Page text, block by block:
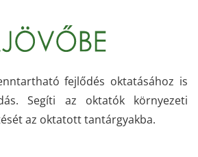
fejlődés oktatásához is
Segíti az oktatók környezeti
az oktatott tantárgyakba.